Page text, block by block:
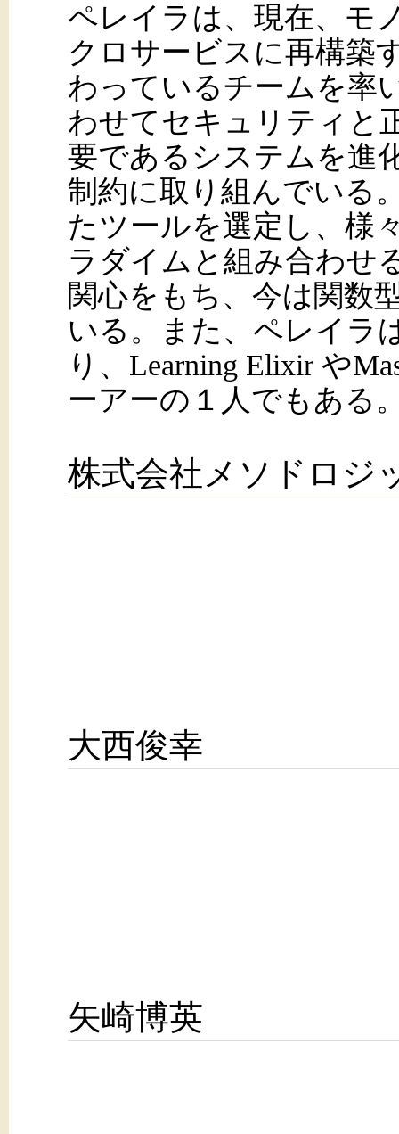
ペレイラは、現在、モ
クロサービスに再構築
わっているチームを率
わせてセキュリティと
要であるシステムを進
制約に取り組んでいる
たツールを選定し、様
ラダイムと組み合わせ
関心をもち、今は関数
いる。また、ペレイラ
り、Learning Elixir や
ーアーの１人でもある
株式会社メソドロジ
大西俊幸
矢崎博英